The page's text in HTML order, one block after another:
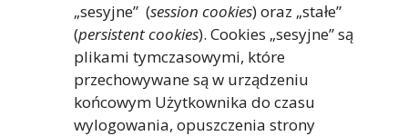
„sesyjne” (session cookies) oraz „stałe”
(persistent cookies). Cookies „sesyjne” są
plikami tymczasowymi, które
przechowywane są w urządzeniu
końcowym Użytkownika do czasu
wylogowania, opuszczenia strony